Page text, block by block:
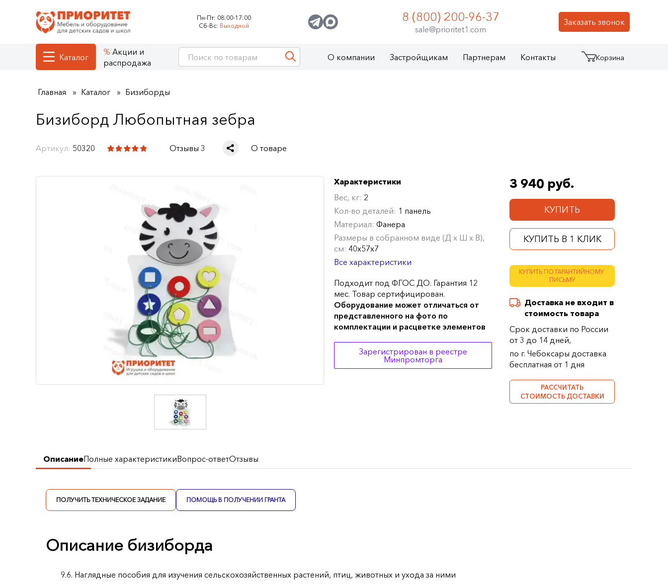
Пн-Пт: 08:00-17:00
Сб-Вс: Выходной Заказать звонок
8 (800) 200-96-37
sale@prioritet1.com
Каталог
Акции и
распродажа
О компании Застройщикам Партнерам Контакты Корзина
Главная Каталог Бизиборды
Бизиборд Любопытная зебра
Артикул: 50320 Отзывы 3 О товаре
3 940 руб.
КУПИТЬ
КУПИТЬ В 1 КЛИК
КУПИТЬ ПО ГАРАНТИЙНОМУ
ПИСЬМУ
Доставка не входит в
стоимость товара
Срок доставки по России
от 3 до 14 дней,
по г. Чебоксары доставка
бесплатная от 1 дня
РАССЧИТАТЬ
СТОИМОСТЬ ДОСТАВКИ
Характеристики
Вес, кг: 2
Кол-во деталей: 1 панель
Материал: Фанера
Размеры в собранном виде (Д х Ш х В),
см: 40х57х7
Все характеристики
Подходит под ФГОС ДО. Гарантия 12
мес. Товар сертифицирован.
Оборудование может отличаться от
представленного на фото по
комплектации и расцветке элементов
Зарегистрирован в реестре
Минпромторга
ОписаниеПолные характеристикиВопрос-ответОтзывы
ПОЛУЧИТЬ ТЕХНИЧЕСКОЕ ЗАДАНИЕ ПОМОЩЬ В ПОЛУЧЕНИИ ГРАНТА
Описание бизиборда
9.6. Наглядные пособия для изучения сельскохозяйственных растений, птиц, животных и ухода за ними